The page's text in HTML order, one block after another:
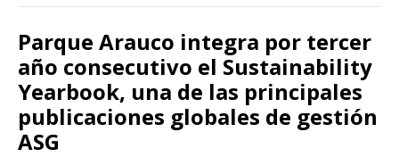
Parque Arauco integra por tercer
año consecutivo el Sustainability
Yearbook, una de las principales
publicaciones globales de gestión
ASG